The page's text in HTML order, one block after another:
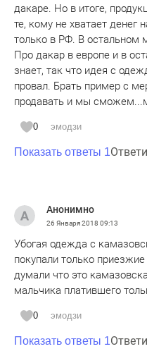
дакаре. Но в итоге,
те, кому не хватает денег
только в РФ. В
Про дакар в европе и в
знает, так что идея с
провал. Брать пример с
продавать и мы
0 эмодзи
Показать ответы 1
Анонимно
26 Января 2018 09:13
Убогая одежда с
покупали только
думали что это
мальчика платившего
0 эмодзи
Показать ответы 1